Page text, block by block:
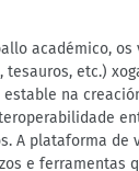
académico, os
tesauros, etc.)
na
A plataforma de
e ferramentas